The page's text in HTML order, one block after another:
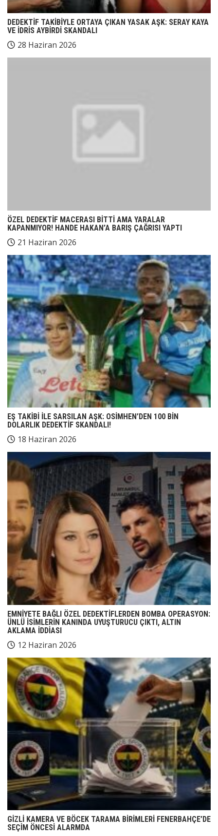
DEDEKTİF TAKİBİYLE ORTAYA ÇIKAN YASAK AŞK: SERAY KAYA
VE İDRİS AYBİRDİ SKANDALI
28 Haziran 2026
ÖZEL DEDEKTİF MACERASI BİTTİ AMA YARALAR
KAPANMIYOR! HANDE HAKAN’A BARIŞ ÇAĞRISI YAPTI
21 Haziran 2026
EŞ TAKİBİ İLE SARSILAN AŞK: OSİMHEN’DEN 100 BİN
DOLARLIK DEDEKTİF SKANDALI!
18 Haziran 2026
EMNİYETE BAĞLI ÖZEL DEDEKTİFLERDEN BOMBA OPERASYON:
ÜNLÜ İSİMLERİN KANINDA UYUŞTURUCU ÇIKTI, ALTIN
AKLAMA İDDİASI
12 Haziran 2026
GİZLİ KAMERA VE BÖCEK TARAMA BİRİMLERİ FENERBAHÇE’DE
SEÇİM ÖNCESİ ALARMDA